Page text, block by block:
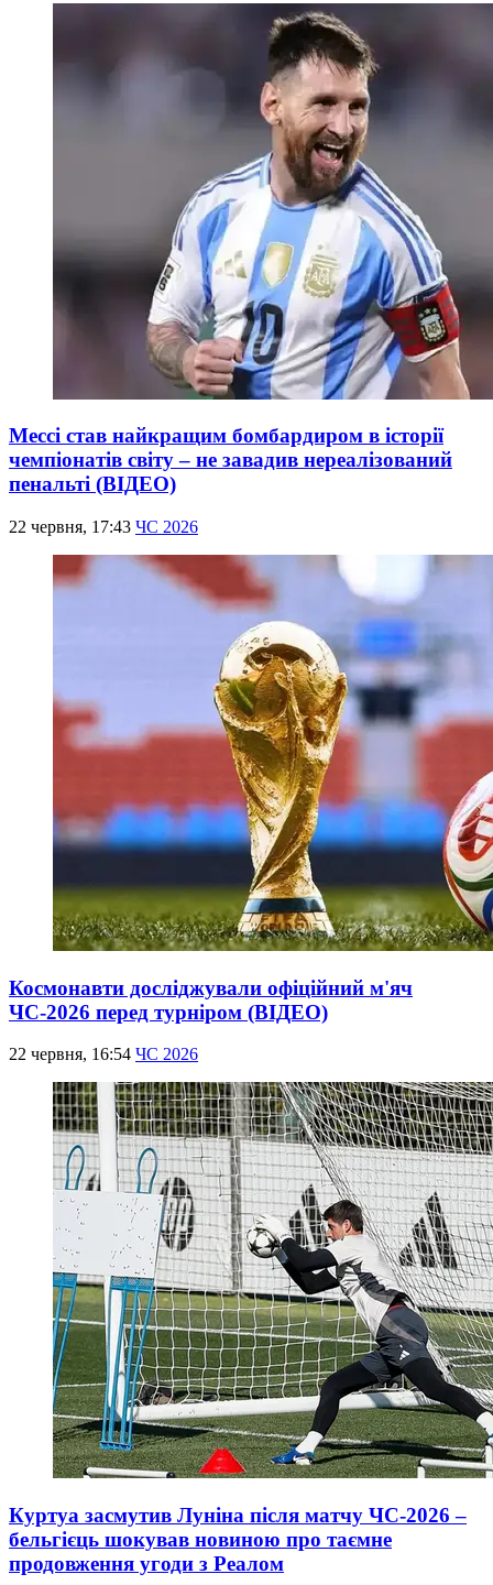
Мессі став найкращим бомбардиром в історії
чемпіонатів світу – не завадив нереалізований
пенальті (ВІДЕО)
22 червня, 17:43 ЧС 2026
Космонавти досліджували офіційний м'яч
ЧС-2026 перед турніром (ВІДЕО)
22 червня, 16:54 ЧС 2026
Куртуа засмутив Луніна після матчу ЧС-2026 –
бельгієць шокував новиною про таємне
продовження угоди з Реалом